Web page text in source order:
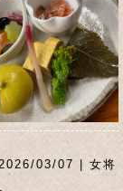
03/07 | 女将